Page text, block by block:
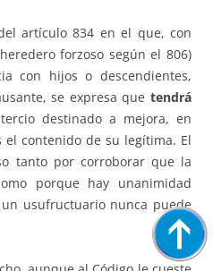
834 en el que, con
forzoso según el 806)
con hijos o descendientes,
se expresa que tendrá
destinado a mejora, en
contenido de su legítima. El
tanto por corroborar que la
porque hay unanimidad
usufructuario nunca puede